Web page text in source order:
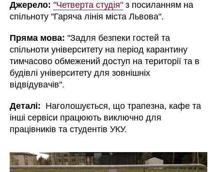
Джерело: "Четверта студія" з посиланням на
спільноту "Гаряча лінія міста Львова".
Пряма мова:"Задля безпеки гостей та
спільноти університету на період карантину
тимчасово обмежений доступ на території та в
будівлі університету для зовнішніх
відвідувачів".
Деталі: Наголошується, що трапезна, кафе та
інші сервіси працюють виключно для
працівників та студентів УКУ.